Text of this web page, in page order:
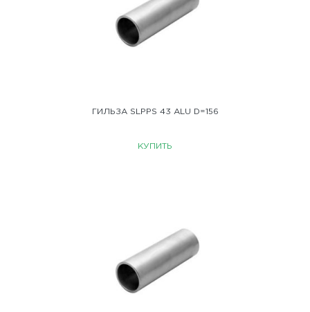
ГИЛЬЗА SLPPS 43 ALU D=156
КУПИТЬ